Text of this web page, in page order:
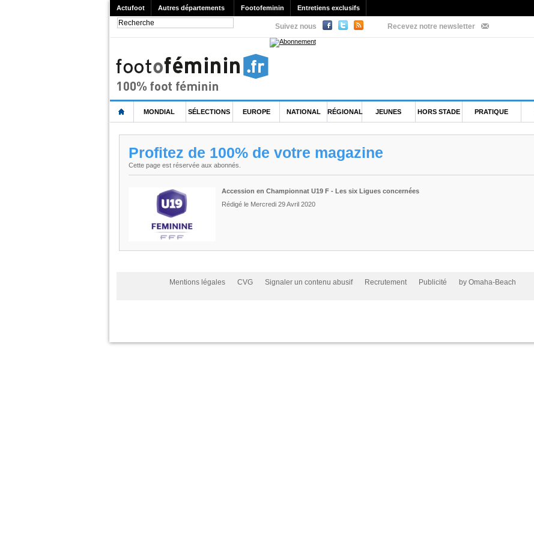
Actufoot Autres départements Footofeminin Entretiens exclusifs
Suivez nous Recevez notre newsletter
MONDIAL SÉLECTIONS EUROPE NATIONAL RÉGIONAL JEUNES HORS STADE PRATIQUE
Profitez de 100% de votre magazine
Cette page est réservée aux abonnés.
Accession en Championnat U19 F - Les six Ligues concernées
Rédigé le Mercredi 29 Avril 2020
Mentions légales CVG Signaler un contenu abusif Recrutement Publicité by Omaha-Beach